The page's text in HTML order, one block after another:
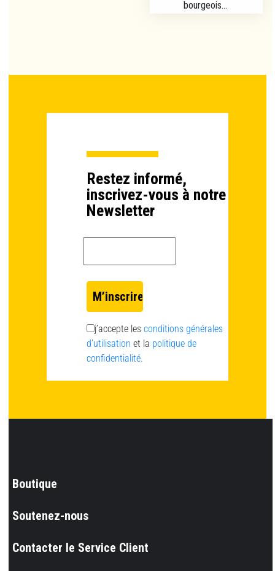
bourgeois...
Restez informé,
inscrivez-vous à notre
Newsletter
j’accepte les conditions générales
d’utilisation et la politique de
confidentialité.
Boutique
Soutenez-nous
Contacter le Service Client